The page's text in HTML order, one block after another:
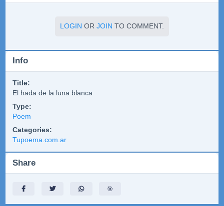
LOGIN OR JOIN TO COMMENT.
Info
Title:
El hada de la luna blanca
Type:
Poem
Categories:
Tupoema.com.ar
Share
🎯